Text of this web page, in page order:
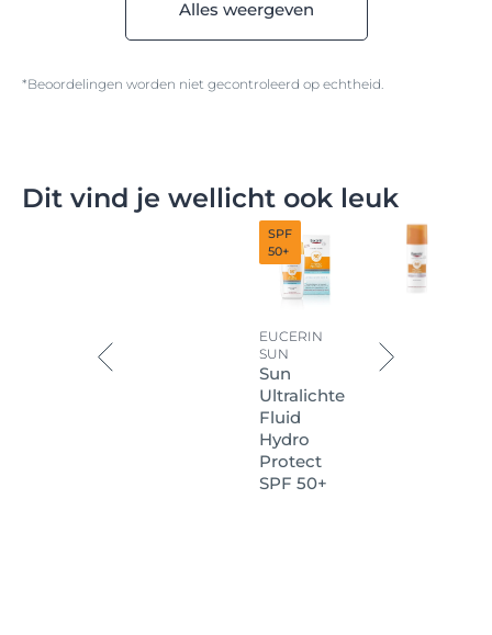
Alles weergeven
*Beoordelingen worden niet gecontroleerd op echtheid.
Dit vind je wellicht ook leuk
SPF
50+
EUCERIN
SUN
Sun
Ultralichte
Fluid
Hydro
Protect
SPF 50+